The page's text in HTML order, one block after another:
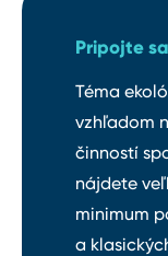
Pripojte
Téma
vzhľadom
činností
nájdete
minimum
a